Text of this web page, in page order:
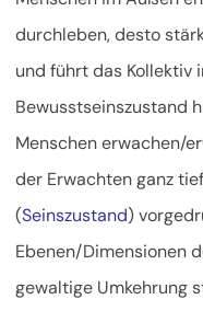
durchleben, desto
und führt das Kollektiv
Bewusstseinszustand
Menschen erwachen/
der Erwachten ganz
(Seinszustand)
Ebenen/Dimensionen
gewaltige Umkehrung